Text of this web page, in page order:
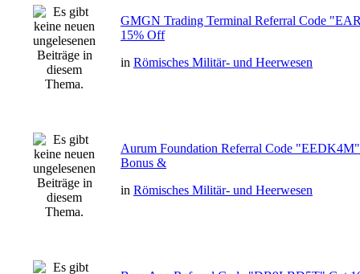
GMGN Trading Terminal Referral Code
15% Off
in Römisches Militär- und Heerwesen
Aurum Foundation Referral Code
Bonus &
in Römisches Militär- und Heerwesen